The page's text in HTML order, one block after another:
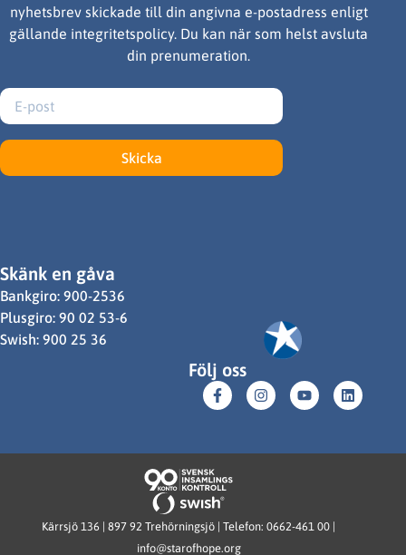
nyhetsbrev skickade till din angivna e-postadress enligt
gällande integritetspolicy. Du kan när som helst avsluta
din prenumeration.
Skicka
Skänk en gåva
Bankgiro: 900-2536
Plusgiro: 90 02 53-6
Swish: 900 25 36
Följ oss
Kärrsjö 136 | 897 92 Trehörningsjö | Telefon: 0662-461 00 |
info@starofhope.org